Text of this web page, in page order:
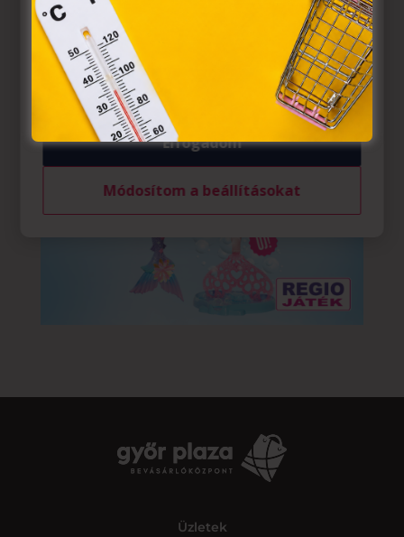
Üzletek
az Európai Unió előírásainak megfelelően használjuk.
Azon weblapoknak, melyek az Európai Unió országain
belül működnek, a „sütik" használatához, és ezeknek a
felhasználó számítógépén vagy egyéb eszközén történő
tárolásához a felhasználók hozzájárulását kell kérniük.
Elfogadom
Módosítom a beállításokat